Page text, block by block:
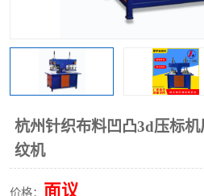
杭州针织布料凹凸3d压标
纹机
价格： 面议